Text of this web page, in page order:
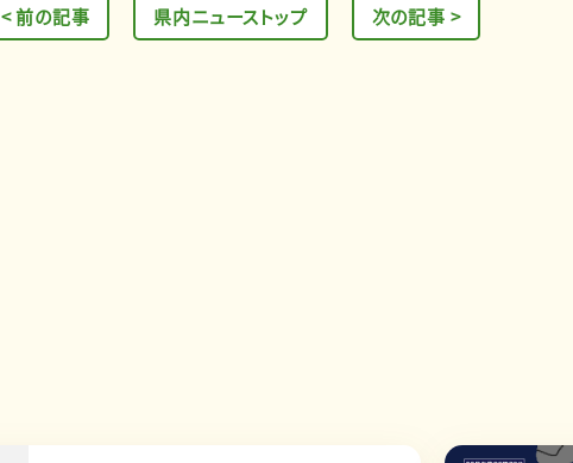
< 前の記事 県内ニューストップ 次の記事 >